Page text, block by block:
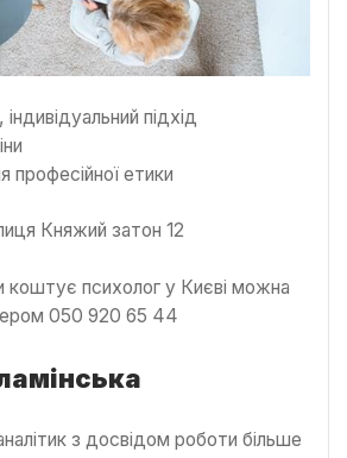
підхід
професійної етики
Княжий затон 12
коштує психолог у Києві можна
050 920 65 44
з досвідом роботи більше